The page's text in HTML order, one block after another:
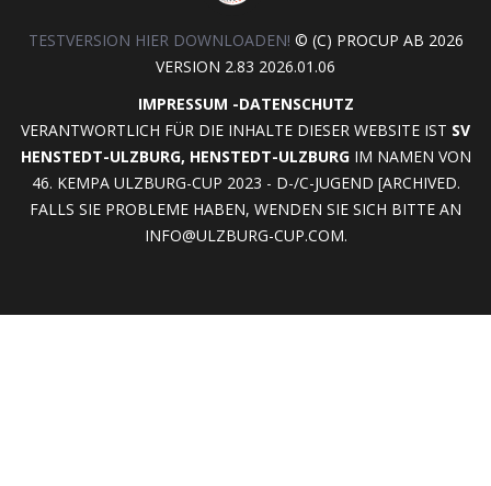
TESTVERSION HIER DOWNLOADEN! © (C) PROCUP AB 2026
VERSION 2.83 2026.01.06
IMPRESSUM -DATENSCHUTZ
VERANTWORTLICH FÜR DIE INHALTE DIESER WEBSITE IST SV
HENSTEDT-ULZBURG, HENSTEDT-ULZBURGIM NAMEN VON
46. KEMPA ULZBURG-CUP 2023 - D-/C-JUGEND [ARCHIVED.
FALLS SIE PROBLEME HABEN, WENDEN SIE SICH BITTE AN
INFO@ULZBURG-CUP.COM.